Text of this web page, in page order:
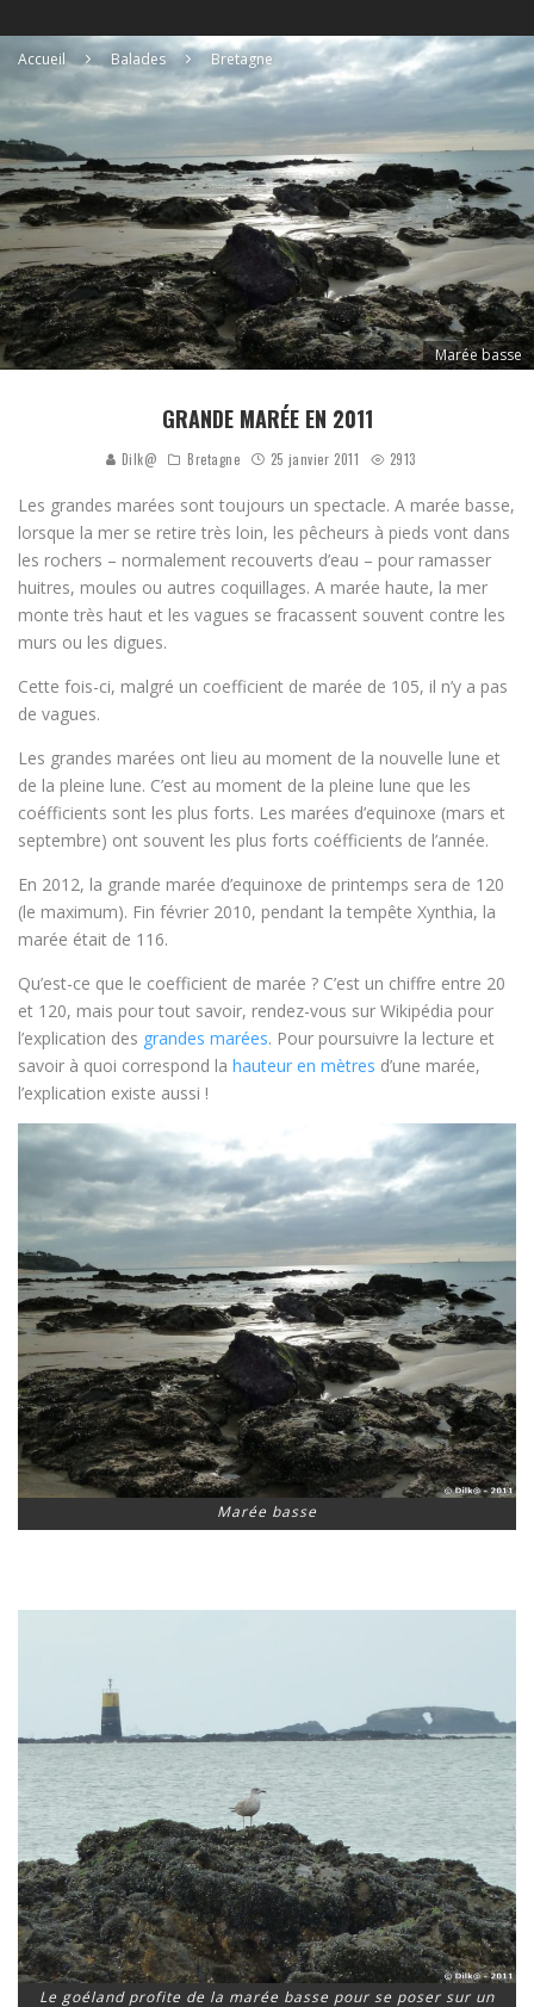
Accueil Balades Bretagne
Marée basse
GRANDE MARÉE EN 2011
Dilk@ Bretagne 25 janvier 2011 2913
Les grandes marées sont toujours un spectacle. A marée basse,
lorsque la mer se retire très loin, les pêcheurs à pieds vont dans
les rochers – normalement recouverts d’eau – pour ramasser
huitres, moules ou autres coquillages. A marée haute, la mer
monte très haut et les vagues se fracassent souvent contre les
murs ou les digues.
Cette fois-ci, malgré un coefficient de marée de 105, il n’y a pas
de vagues.
Les grandes marées ont lieu au moment de la nouvelle lune et
de la pleine lune. C’est au moment de la pleine lune que les
coéfficients sont les plus forts. Les marées d’equinoxe (mars et
septembre) ont souvent les plus forts coéfficients de l’année.
En 2012, la grande marée d’equinoxe de printemps sera de 120
(le maximum). Fin février 2010, pendant la tempête Xynthia, la
marée était de 116.
Qu’est-ce que le coefficient de marée ? C’est un chiffre entre 20
et 120, mais pour tout savoir, rendez-vous sur Wikipédia pour
l’explication des grandes marées. Pour poursuivre la lecture et
savoir à quoi correspond la hauteur en mètres d’une marée,
l’explication existe aussi !
Marée basse
Le goéland profite de la marée basse pour se poser sur un